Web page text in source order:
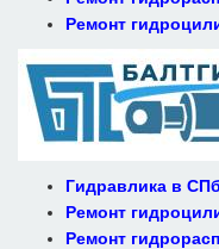
Ремонт
Гидравлика в СПб
Ремонт
Ремонт